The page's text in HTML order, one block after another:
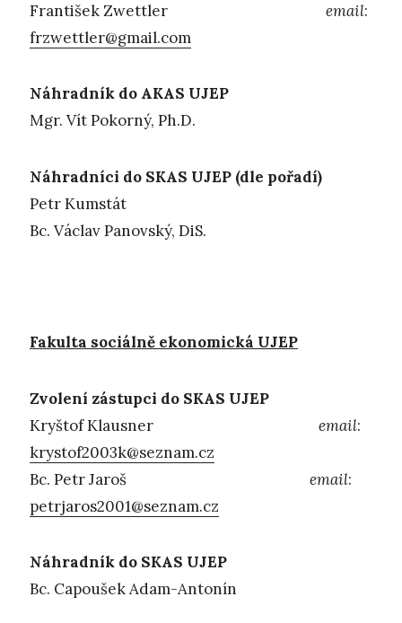
František Zwettler
email:
frzwettler@gmail.com
Náhradník do AKAS UJEP
Mgr. Vít Pokorný, Ph.D.
Náhradníci do SKAS UJEP (dle pořadí)
Petr Kumstát
Bc. Václav Panovský, DiS.
Fakulta sociálně ekonomická UJEP
Zvolení zástupci do SKAS UJEP
Kryštof Klausner email:
krystof2003k@seznam.cz
Bc. Petr Jaroš email:
petrjaros2001@seznam.cz
Náhradník do SKAS UJEP
Bc. Capoušek Adam-Antonín